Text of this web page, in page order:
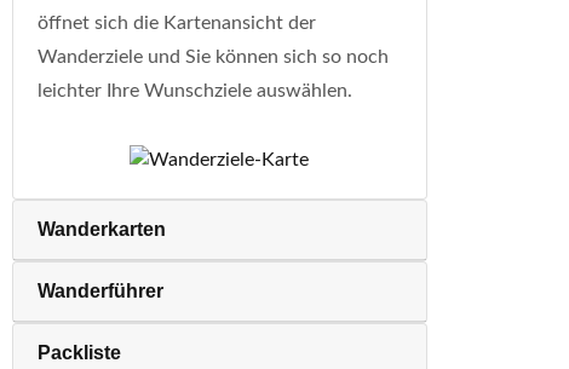
öffnet sich die Kartenansicht der
Wanderziele und Sie können sich so noch
leichter Ihre Wunschziele auswählen.
Wanderkarten
Wanderführer
Packliste